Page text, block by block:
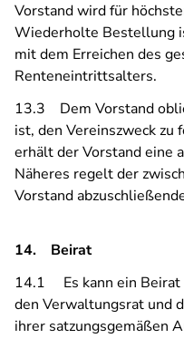
Vorstand wird für
Wiederholte Bestellung
mit dem Erreichen des
Renteneintrittsalters.
13.3 Dem Vorstand
ist, den Vereinszweck zu
erhält der Vorstand eine
Näheres regelt der
Vorstand
14. Beirat
14.1 Es kann ein Beirat
den Verwaltungsrat und
ihrer satzungsgemäßen